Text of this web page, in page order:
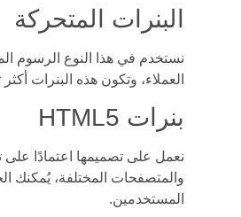
البنرات المتحركة
نستخدم في هذا النوع الرسوم
العملاء، وتكون هذه البنرات
بنرات HTML5
والمتصفحات المختلفة، يُمكنك
المستخدمين.